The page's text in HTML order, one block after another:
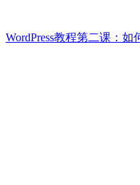
WordPress教程第二课：如